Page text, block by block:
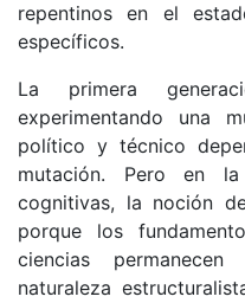
repentinos en el
específicos.
La primera
experimentando una
político y técnico
mutación. Pero en
cognitivas, la noción
porque los
ciencias
naturaleza